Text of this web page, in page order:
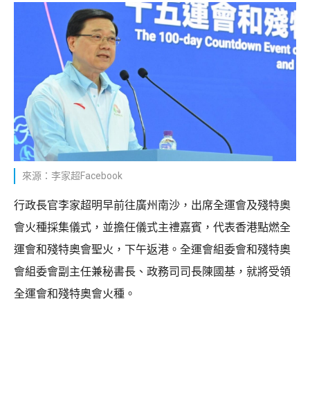
來源：李家超Facebook
行政長官李家超明早前往廣州南沙，出席全運會及殘特奧
會火種採集儀式，並擔任儀式主禮嘉賓，代表香港點燃全
運會和殘特奧會聖火，下午返港。全運會組委會和殘特奧
會組委會副主任兼秘書長、政務司司長陳國基，就將受領
全運會和殘特奧會火種。